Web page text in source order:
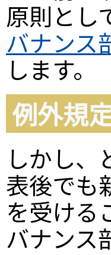
原則とし
バナンス
します。
例外規
しかし
表後でも
を受ける
バナンス